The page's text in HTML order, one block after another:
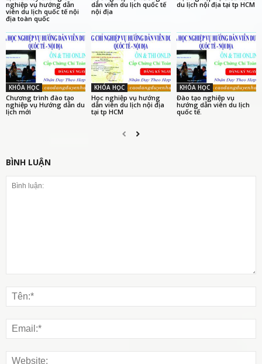
nghiệp vụ hướng dẫn
viên du lịch quốc tế nội
địa toàn quốc
dẫn viên du lịch quốc tế
nội địa
du lịch nội địa tại tp HCM
KHÓA HỌC
Chương trình đào tạo
nghiệp vụ Hướng dẫn du
lịch mới
KHÓA HỌC
Học nghiệp vụ hướng
dẫn viên du lịch nội địa
tại tp HCM
KHÓA HỌC
Đào tạo nghiệp vụ
hướng dẫn viên du lịch
quốc tế.
BÌNH LUẬN